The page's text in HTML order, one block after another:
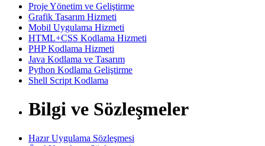
Proje Yönetim ve Geliştirme
Grafik Tasarım Hizmeti
Mobil Uygulama Hizmeti
HTML+CSS Kodlama Hizmeti
PHP Kodlama Hizmeti
Java Kodlama ve Tasarım
Python Kodlama Geliştirme
Shell Script Kodlama
Bilgi ve Sözleşmeler
Hazır Uygulama Sözleşmesi